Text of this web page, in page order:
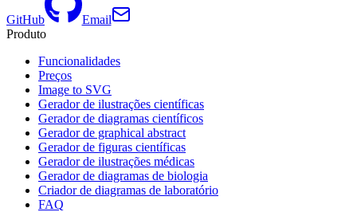
GitHub
Email
Produto
Funcionalidades
Preços
Image to SVG
Gerador de ilustrações científicas
Gerador de diagramas científicos
Gerador de graphical abstract
Gerador de figuras científicas
Gerador de ilustrações médicas
Gerador de diagramas de biologia
Criador de diagramas de laboratório
FAQ